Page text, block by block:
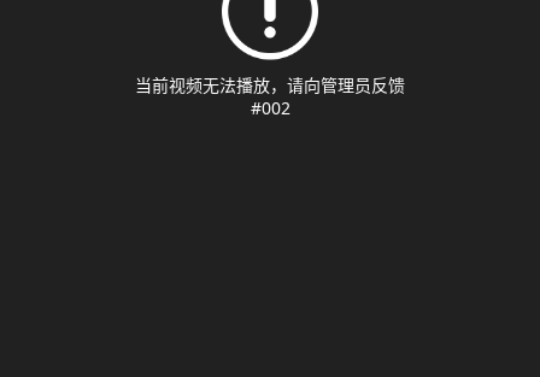
当前视频无法播放，请向管理员反馈
#002